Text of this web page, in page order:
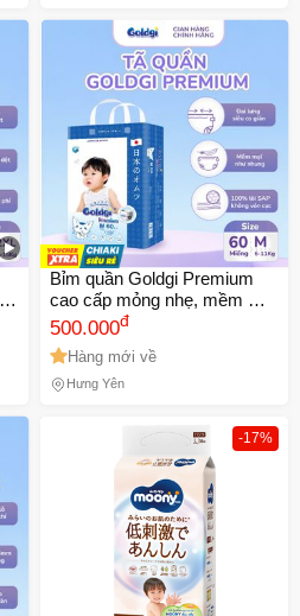
Bỉm quần Goldgi Premium
cao cấp mỏng nhẹ, mềm mại
như nhung, siêu thoáng
chống tràn cho bé từ 6kg trở
lên
500.000đ
Hàng mới về
Hưng Yên
-17%